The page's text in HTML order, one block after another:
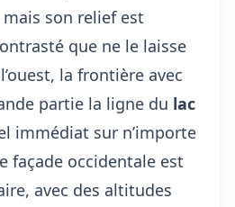
mais son relief est
que ne le laisse
la frontière avec
partie la ligne du lac
immédiat sur n’importe
façade occidentale est
avec des altitudes